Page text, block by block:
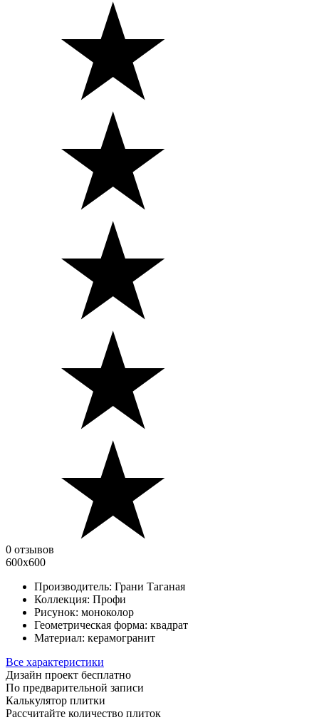
0 отзывов
600х600
Производитель: Грани Таганая
Коллекция: Профи
Рисунок: моноколор
Геометрическая форма: квадрат
Материал: керамогранит
Все характеристики
Дизайн проект бесплатно
По предварительной записи
Калькулятор плитки
Рассчитайте количество плиток